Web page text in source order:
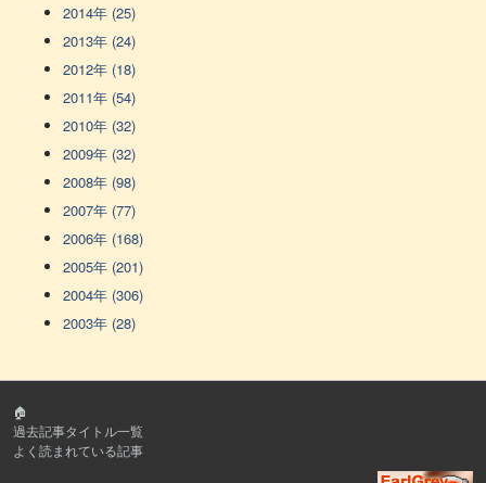
2014年 (25)
2013年 (24)
2012年 (18)
2011年 (54)
2010年 (32)
2009年 (32)
2008年 (98)
2007年 (77)
2006年 (168)
2005年 (201)
2004年 (306)
2003年 (28)
🏠
過去記事タイトル一覧
よく読まれている記事